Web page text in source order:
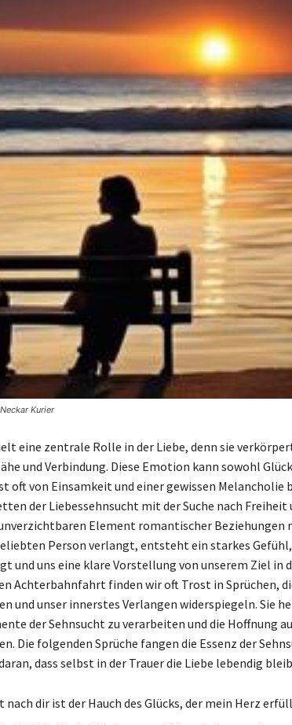
Kurier
eine zentrale Rolle in der Liebe, denn sie
und Verbindung. Diese Emotion kann sowohl
oft von Einsamkeit und einer gewissen Melancholie
der Liebessehnsucht mit der Suche nach Freiheit
Element romantischer Beziehungen
Person verlangt, entsteht ein starkes Gefühl,
und uns eine klare Vorstellung von unserem Ziel in
Achterbahnfahrt finden wir oft Trost in Sprüchen,
und unser innerstes Verlangen widerspiegeln. Sie
der Sehnsucht zu verarbeiten und die Hoffnung
Die folgenden Sprüche fangen die Essenz der
dass selbst in der Trauer die Liebe lebendig
nach dir ist der Hauch des Glücks, der mein Herz